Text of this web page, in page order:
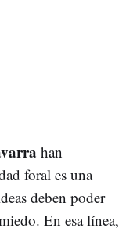
han
foral es una
deben poder
En esa línea,